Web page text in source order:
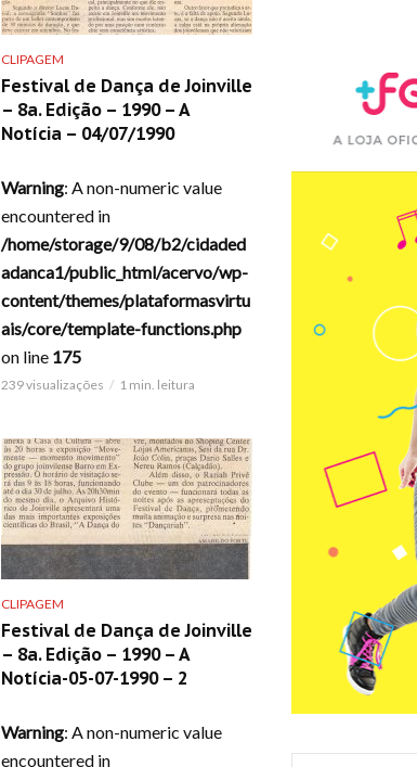
CLIPAGEM
Festival de Dança de Joinville
– 8a. Edição – 1990 – A
Notícia – 04/07/1990
Warning: A non-numeric value
encountered in
/home/storage/9/08/b2/cidaded
adanca1/public_html/acervo/wp-
content/themes/plataformasvirtu
ais/core/template-functions.php
on line 175
239 visualizações 1 min. leitura
CLIPAGEM
Festival de Dança de Joinville
– 8a. Edição – 1990 – A
Notícia-05-07-1990 – 2
Warning: A non-numeric value
encountered in